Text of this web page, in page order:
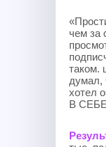
чем за
таком.
думал,
хотел
В